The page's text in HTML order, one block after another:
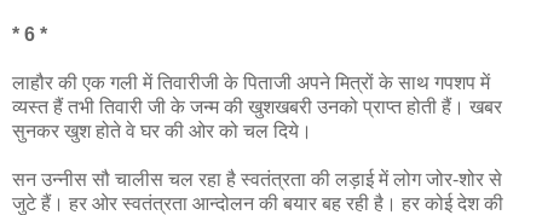
* 6 *
लाहौर की एक गली में तिवारीजी के पिताजी अपने मित्रों के साथ गपशप में
व्यस्त हैं तभी तिवारी जी के जन्म की खुशखबरी उनको प्राप्त होती हैं। खबर
सुनकर खुश होते वे घर की ओर को चल दिये।
सन उन्नीस सौ चालीस चल रहा है स्वतंत्रता की लड़ाई में लोग जोर-शोर से
जुटे हैं। हर ओर स्वतंत्रता आन्दोलन की बयार बह रही है। हर कोई देश की